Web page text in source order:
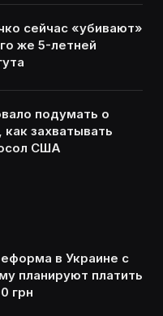
сейчас «убивают»
же 5-летней
подумать о
захватывать
США
в Украине с
планируют платить
грн